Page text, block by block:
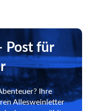
Post für
Ihre
Allesweinletter